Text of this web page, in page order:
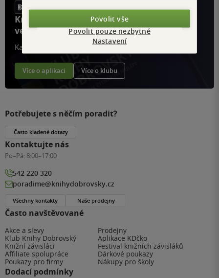
Knihy, recenze a klubové výhody
ve vaší kapse a naší appce KDčko
Každý měsíc společně přečteme tisíce knih
Více o aplikaci Více o klubu
Často navštěvované
Akce a slevy
Prodejny
Klub Knihy Dobrovský
Aplikace KDčko
Knižní závisláci
Festival knižních závisláků
Affiliate spolupráce
Dárkové poukazy
Poukazy pro firmy
Nákupy pro školy
Dodací podmínky
Potřebujete s něčím poradit?
Často kladené dotazy
Kontaktujte nás
Po–Pá: 8:00–17:00
542 220 320
poradime@knihydobrovsky.cz
Všechny kontakty Naše prodejny
Povolit vše
Povolit pouze nezbytné
Nastavení